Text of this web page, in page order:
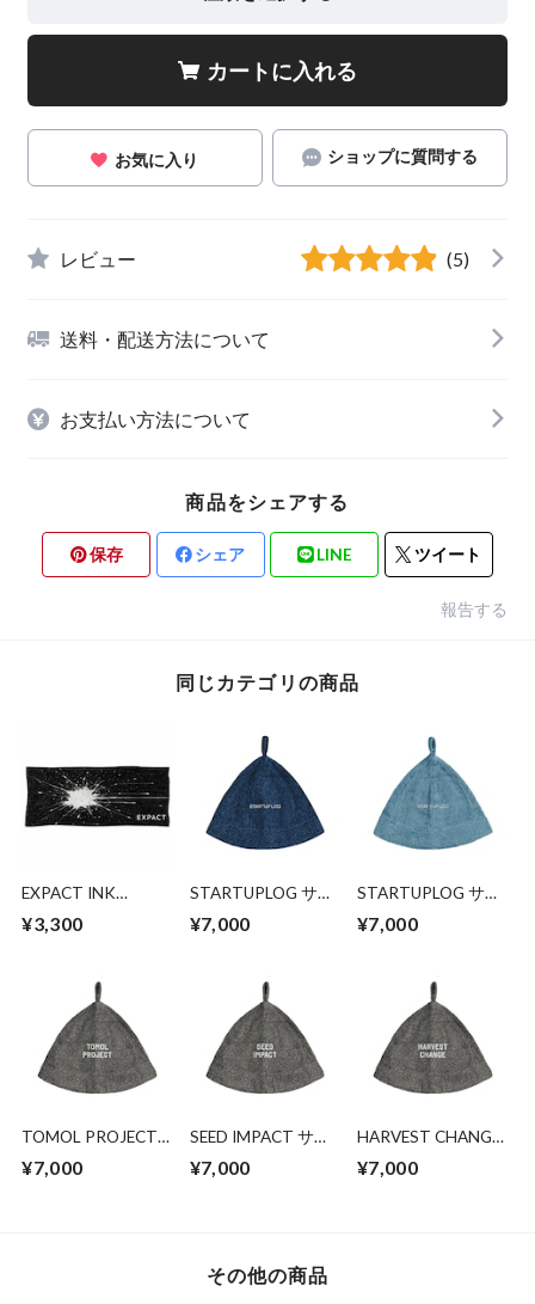
カートに入れる
お気に入り ショップに質問する
レビュー (5)
送料・配送方法について
お支払い方法について
商品をシェアする
保存 シェア LINE ツイート
報告する
同じカテゴリの商品
EXPACT INK
SPLASH タオル
¥3,300
STARTUPLOG サウ
ナハット― 整え、
記し、次の一歩へ
¥7,000
STARTUPLOG サウ
ナハット― 整え、
記し、次の一歩へ
¥7,000
TOMOL PROJECT
サウナハット― 明
日へとつながる、一
¥7,000
SEED IMPACT サウ
ナハット― 変化の
種を育てる、静かな
¥7,000
HARVEST CHANGE
サウナハット ― 変
化の実りを育む、特
¥7,000
その他の商品